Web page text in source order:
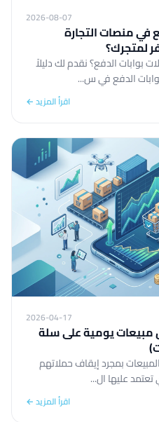
2026-08-07
في منصات التجارة
لمتجرك؟
بوابات الدفع؟ نقدم لك دليلاً
الدفع في س...
اقرأ المزيد ←
2026-04-17
مبيعات يومية على سلة
بمجرد إيقاف حملاتهم
اقرأ المزيد ←